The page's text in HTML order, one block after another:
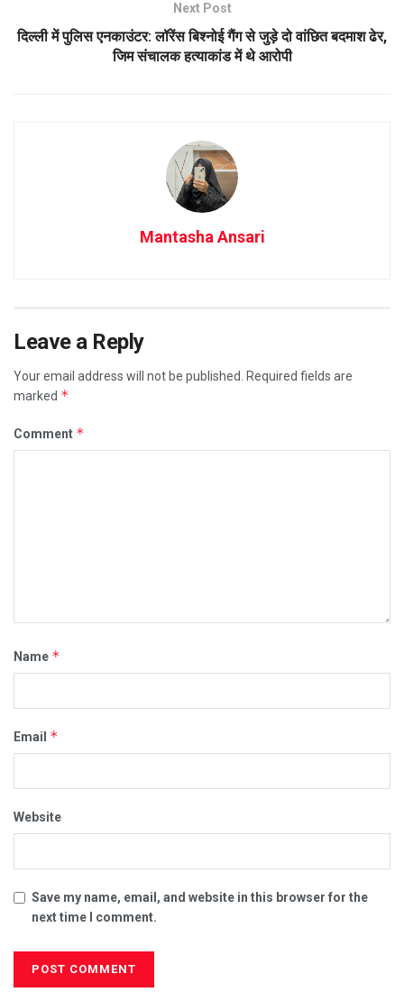
Next Post
दिल्ली में पुलिस एनकाउंटर: लॉरेंस बिश्नोई गैंग से जुड़े दो वांछित बदमाश ढेर,
जिम संचालक हत्याकांड में थे आरोपी
Mantasha Ansari
Leave a Reply
Your email address will not be published. Required fields are
marked *
Comment *
Name *
Email *
Website
Save my name, email, and website in this browser for the
next time I comment.